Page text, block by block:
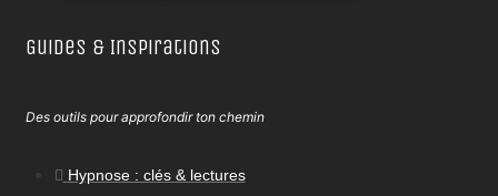
Guides & Inspirations
Des outils pour approfondir ton chemin
Hypnose : clés & lectures